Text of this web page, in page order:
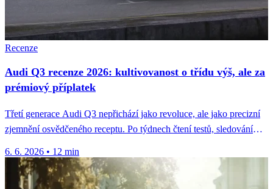
Recenze
Audi Q3 recenze 2026: kultivovanost o třídu výš, ale za
prémiový příplatek
Třetí generace Audi Q3 nepřichází jako revoluce, ale jako precizní
zjemnění osvědčeného receptu. Po týdnech čtení testů, sledování
6. 6. 2026 • 12 min